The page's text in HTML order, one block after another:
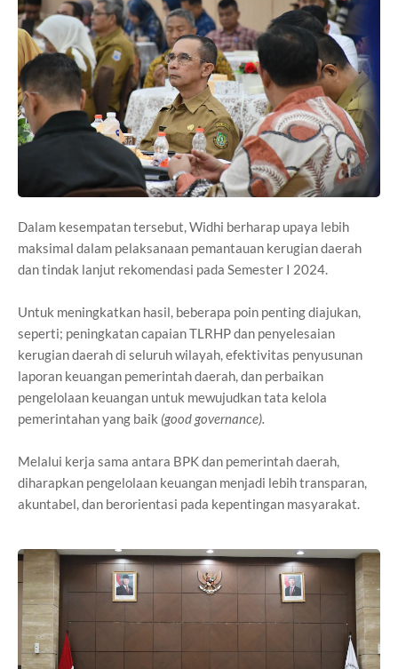
Dalam kesempatan tersebut, Widhi berharap upaya lebih
maksimal dalam pelaksanaan pemantauan kerugian daerah
dan tindak lanjut rekomendasi pada Semester I 2024.
Untuk meningkatkan hasil, beberapa poin penting diajukan,
seperti; peningkatan capaian TLRHP dan penyelesaian
kerugian daerah di seluruh wilayah, efektivitas penyusunan
laporan keuangan pemerintah daerah, dan perbaikan
pengelolaan keuangan untuk mewujudkan tata kelola
pemerintahan yang baik (good governance).
Melalui kerja sama antara BPK dan pemerintah daerah,
diharapkan pengelolaan keuangan menjadi lebih transparan,
akuntabel, dan berorientasi pada kepentingan masyarakat.